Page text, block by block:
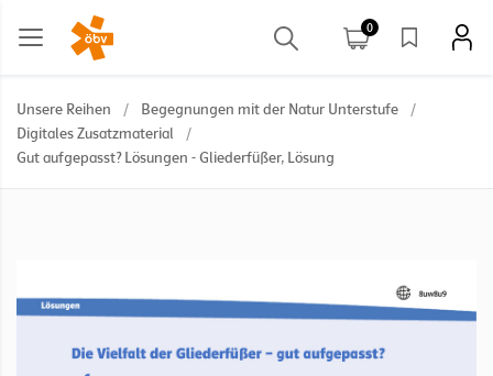
0
Unsere Reihen / Begegnungen mit der Natur Unterstufe
/
Digitales Zusatzmaterial
/
Gut aufgepasst? Lösungen - Gliederfüßer, Lösung